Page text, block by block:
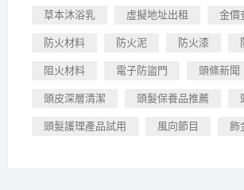
草本沐浴乳 虛擬地址出租 金價
防火材料 防火泥 防火漆
阻火材料 電子防盜門 頭條新聞
頭皮深層清潔 頭髮保養品推薦
頭髮護理產品試用 風向節目 飾